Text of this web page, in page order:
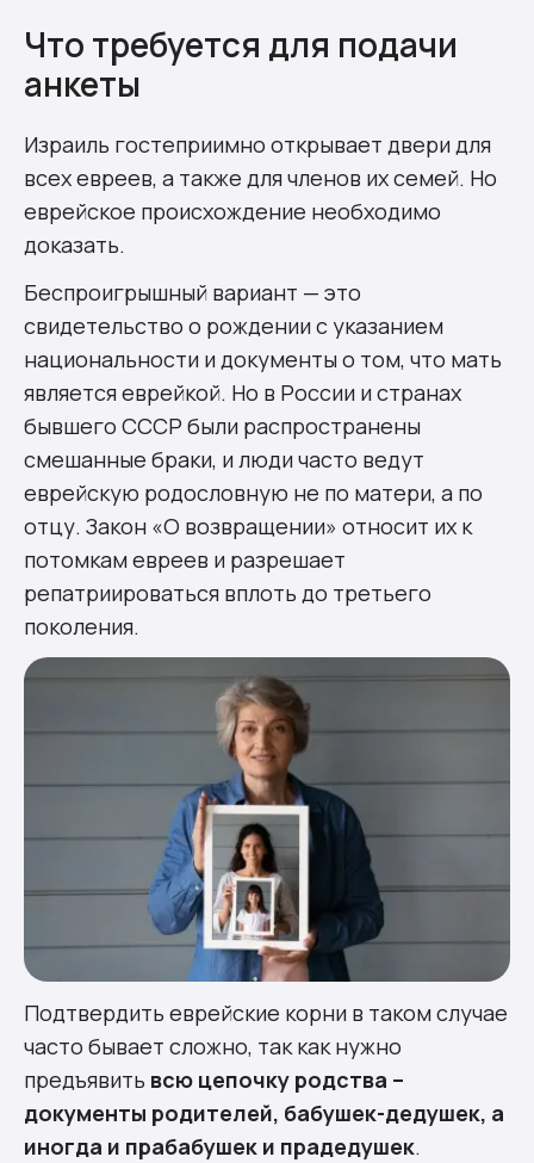
Что требуется для подачи
анкеты
Израиль гостеприимно открывает двери для
всех евреев, а также для членов их семей. Но
еврейское происхождение необходимо
доказать.
Беспроигрышный вариант — это
свидетельство о рождении с указанием
национальности и документы о том, что мать
является еврейкой. Но в России и странах
бывшего СССР были распространены
смешанные браки, и люди часто ведут
еврейскую родословную не по матери, а по
отцу. Закон «О возвращении» относит их к
потомкам евреев и разрешает
репатриироваться вплоть до третьего
поколения.
Подтвердить еврейские корни в таком случае
часто бывает сложно, так как нужно
предъявить всю цепочку родства –
документы родителей, бабушек-дедушек, а
иногда и прабабушек и прадедушек.